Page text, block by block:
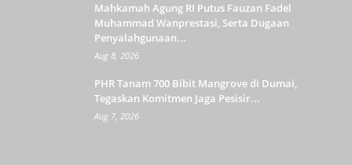
Mahkamah Agung RI Putus Fauzan Fadel
Muhammad Wanprestasi, Serta Dugaan
Penyalahgunaan...
Aug 8, 2026
PHR Tanam 700 Bibit Mangrove di Dumai,
Tegaskan Komitmen Jaga Pesisir...
Aug 7, 2026